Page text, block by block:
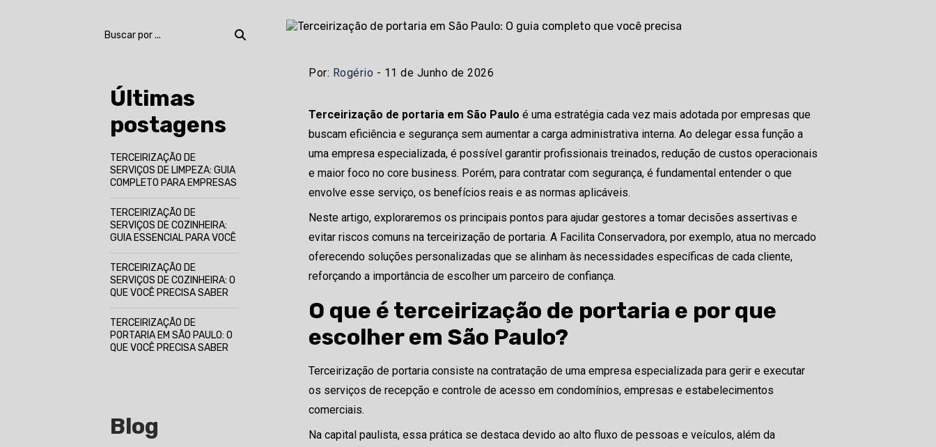
Últimas
postagens
TERCEIRIZAÇÃO DE
SERVIÇOS DE LIMPEZA: GUIA
COMPLETO PARA EMPRESAS
TERCEIRIZAÇÃO DE
SERVIÇOS DE COZINHEIRA:
GUIA ESSENCIAL PARA VOCÊ
TERCEIRIZAÇÃO DE
SERVIÇOS DE COZINHEIRA: O
QUE VOCÊ PRECISA SABER
TERCEIRIZAÇÃO DE
PORTARIA EM SÃO PAULO: O
QUE VOCÊ PRECISA SABER
Blog
Por: Rogério - 11 de Junho de 2026
Terceirização de portaria em São Paulo é uma estratégia cada vez mais adotada por empresas que
buscam eficiência e segurança sem aumentar a carga administrativa interna. Ao delegar essa função a
uma empresa especializada, é possível garantir profissionais treinados, redução de custos operacionais
e maior foco no core business. Porém, para contratar com segurança, é fundamental entender o que
envolve esse serviço, os benefícios reais e as normas aplicáveis.
Neste artigo, exploraremos os principais pontos para ajudar gestores a tomar decisões assertivas e
evitar riscos comuns na terceirização de portaria. A Facilita Conservadora, por exemplo, atua no mercado
oferecendo soluções personalizadas que se alinham às necessidades específicas de cada cliente,
reforçando a importância de escolher um parceiro de confiança.
O que é terceirização de portaria e por que
escolher em São Paulo?
Terceirização de portaria consiste na contratação de uma empresa especializada para gerir e executar
os serviços de recepção e controle de acesso em condomínios, empresas e estabelecimentos
comerciais.
Na capital paulista, essa prática se destaca devido ao alto fluxo de pessoas e veículos, além da